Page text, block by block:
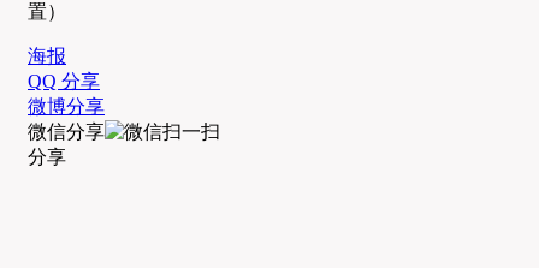
置）
海报
QQ 分享
微博分享
微信分享
分享